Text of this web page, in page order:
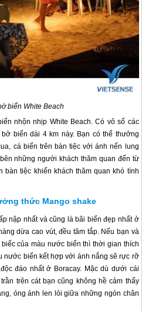
biển White Beach
nhộn nhịp White Beach. Có vô số các
biển dài 4 km này. Bạn có thể thưởng
cá biển trên bàn tiệc với ánh nến lung
những người khách thăm quan đến từ
bàn tiệc khiến khách thăm quan khó tính
thức Mango shake
nập nhất và cũng là bãi biển đẹp nhất ở
dừa cao vút, đều tăm tắp. Nếu bạn và
của màu nước biển thì thời gian thích
nước biển kết hợp với ánh nắng sẽ rực rỡ
đáo nhất ở Boracay. Mặc dù dưới cái
trên cát bạn cũng không hề cảm thấy
óng ánh len lỏi giữa những ngón chân